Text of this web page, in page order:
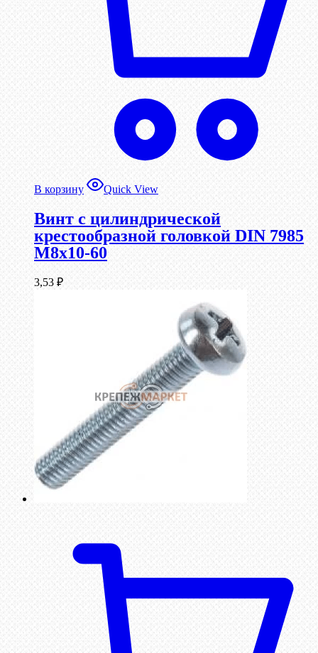
В корзину Quick View
Винт с цилиндрической
крестообразной головкой DIN 7985
М8х10-60
3,53 ₽